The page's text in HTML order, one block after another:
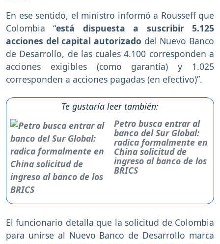
En ese sentido, el ministro informó a Rousseff que
Colombia “está dispuesta a suscribir 5.125
acciones del capital autorizado del Nuevo Banco
de Desarrollo, de las cuales 4.100 corresponden a
acciones exigibles (como garantía) y 1.025
corresponden a acciones pagadas (en efectivo)”.
Te gustaría leer también:
Petro busca entrar al
banco del Sur Global:
radica formalmente en
China solicitud de
ingreso al banco de los
BRICS
El funcionario detalla que la solicitud de Colombia
para unirse al Nuevo Banco de Desarrollo marca